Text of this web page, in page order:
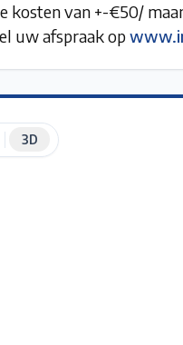
kosten van +-€50/
uw afspraak op
3D